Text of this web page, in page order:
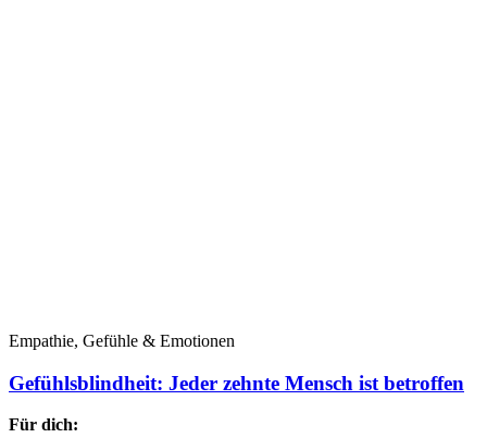
Empathie, Gefühle & Emotionen
Gefühlsblindheit: Jeder zehnte Mensch ist betroffen
Für dich: